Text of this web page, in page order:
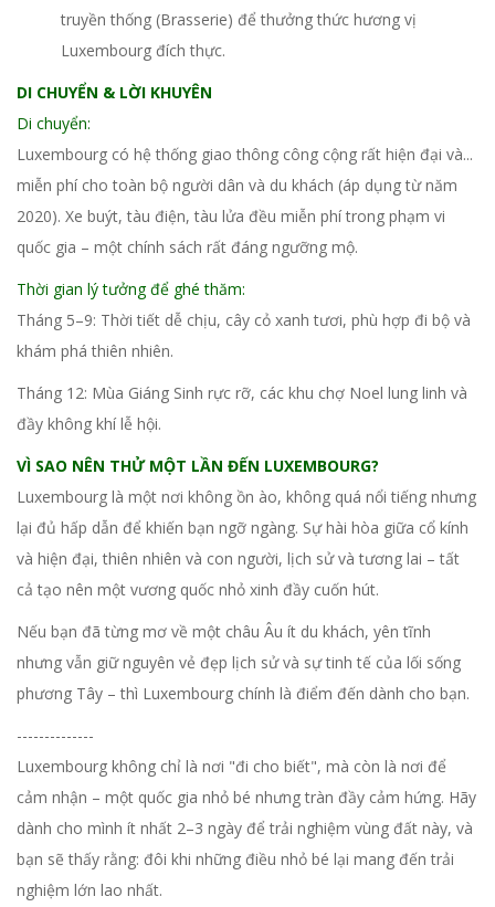
truyền thống (Brasserie) để thưởng thức hương vị
Luxembourg đích thực.
DI CHUYỂN & LỜI KHUYÊN
Di chuyển:
Luxembourg có hệ thống giao thông công cộng rất hiện đại và...
miễn phí cho toàn bộ người dân và du khách (áp dụng từ năm
2020). Xe buýt, tàu điện, tàu lửa đều miễn phí trong phạm vi
quốc gia – một chính sách rất đáng ngưỡng mộ.
Thời gian lý tưởng để ghé thăm:
Tháng 5–9: Thời tiết dễ chịu, cây cỏ xanh tươi, phù hợp đi bộ và
khám phá thiên nhiên.
Tháng 12: Mùa Giáng Sinh rực rỡ, các khu chợ Noel lung linh và
đầy không khí lễ hội.
VÌ SAO NÊN THỬ MỘT LẦN ĐẾN LUXEMBOURG?
Luxembourg là một nơi không ồn ào, không quá nổi tiếng nhưng
lại đủ hấp dẫn để khiến bạn ngỡ ngàng. Sự hài hòa giữa cổ kính
và hiện đại, thiên nhiên và con người, lịch sử và tương lai – tất
cả tạo nên một vương quốc nhỏ xinh đầy cuốn hút.
Nếu bạn đã từng mơ về một châu Âu ít du khách, yên tĩnh
nhưng vẫn giữ nguyên vẻ đẹp lịch sử và sự tinh tế của lối sống
phương Tây – thì Luxembourg chính là điểm đến dành cho bạn.
--------------
Luxembourg không chỉ là nơi "đi cho biết", mà còn là nơi để
cảm nhận – một quốc gia nhỏ bé nhưng tràn đầy cảm hứng. Hãy
dành cho mình ít nhất 2–3 ngày để trải nghiệm vùng đất này, và
bạn sẽ thấy rằng: đôi khi những điều nhỏ bé lại mang đến trải
nghiệm lớn lao nhất.